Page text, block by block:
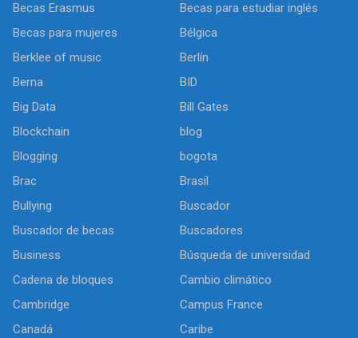
Becas Erasmus
Becas para estudiar inglés
Becas para mujeres
Bélgica
Berklee of music
Berlín
Berna
BID
Big Data
Bill Gates
Blockchain
blog
Blogging
bogota
Brac
Brasil
Bullying
Buscador
Buscador de becas
Buscadores
Business
Búsqueda de universidad
Cadena de bloques
Cambio climático
Cambridge
Campus France
Canadá
Caribe